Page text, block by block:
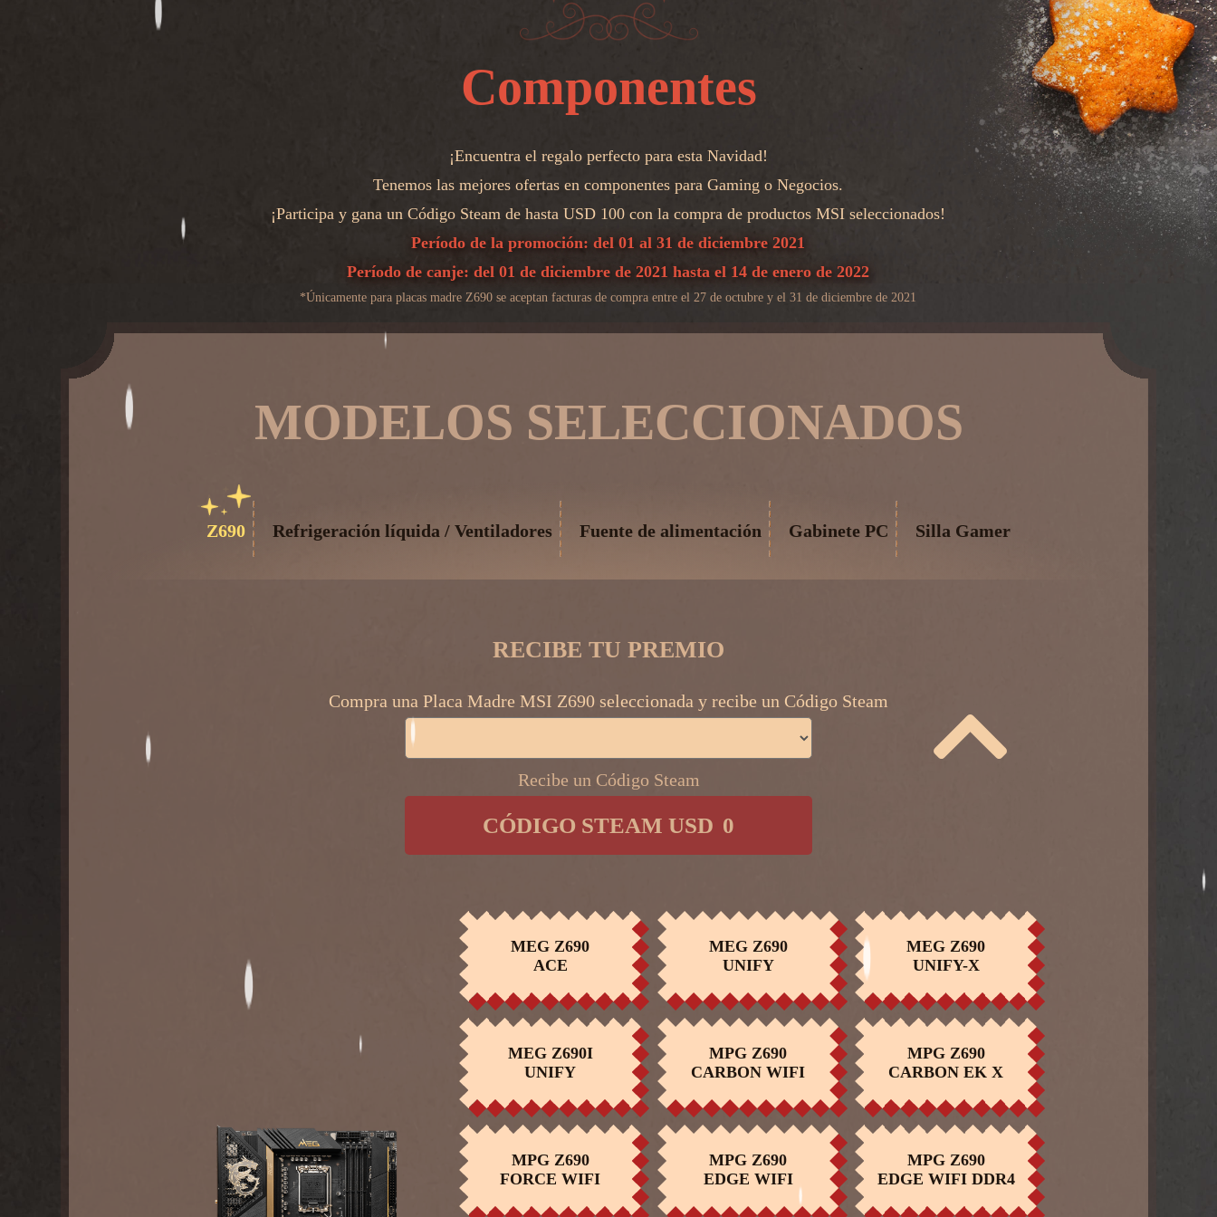
Componentes
¡Encuentra el regalo perfecto para esta Navidad!
Tenemos las mejores ofertas en componentes para Gaming o Negocios.
¡Participa y gana un Código Steam de hasta USD 100 con la compra de productos MSI seleccionados!
Período de la promoción: del 01 al 31 de diciembre 2021
Período de canje: del 01 de diciembre de 2021 hasta el 14 de enero de 2022
*Únicamente para placas madre Z690 se aceptan facturas de compra entre el 27 de octubre y el 31 de diciembre de 2021
MODELOS SELECCIONADOS
Z690 Refrigeración líquida / Ventiladores Fuente de alimentación Gabinete PC Silla Gamer
RECIBE TU PREMIO
Compra una Placa Madre MSI Z690 seleccionada y recibe un Código Steam
Recibe un Código Steam
CÓDIGO STEAM USD 0
MEG Z690
ACE
COMPRAR
MEG Z690
UNIFY
COMPRAR
MEG Z690
UNIFY-X
COMPRAR
MEG Z690I
UNIFY
COMPRAR
MPG Z690
CARBON WIFI
COMPRAR
MPG Z690
CARBON EK X
COMPRAR
MPG Z690
FORCE WIFI
COMPRAR
MPG Z690
EDGE WIFI
COMPRAR
MPG Z690
EDGE WIFI DDR4
COMPRAR
MEG CORELIQUID
S360
COMPRAR
MEG CORELIQUID
S280
COMPRAR
MPG CORELIQUID
K360
COMPRAR
MPG CORELIQUID
K240
COMPRAR
MAG CORELIQUID
280R
COMPRAR
MAG CORELIQUID
C240
COMPRAR
MAG CORELIQUID
C280
COMPRAR
MAG CORELIQUID
C360
COMPRAR